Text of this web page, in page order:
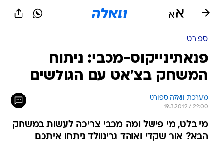
ספורט
פנאתינייקוס-מכבי: ניתוח
המשחק בצ'אט עם הגולשים
מערכת וואלה ספורט
19.3.2012 / 22:00
מי בלט, מי פישל ומה מכבי צריכה לעשות במשחק
הבא? אור שקדי ואוהד גרינוולד ניתחו איתכם